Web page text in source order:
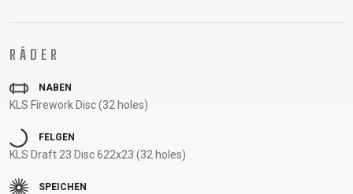
B2B LOGIN
RÄDER
NABEN
KLS Firework Disc (32 holes)
FELGEN
KLS Draft 23 Disc 622x23 (32 holes)
SPEICHEN